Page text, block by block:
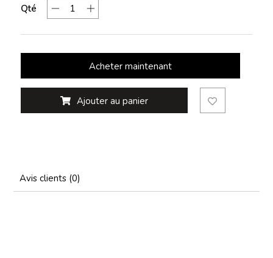
Qté
Acheter maintenant
Ajouter au panier
Avis clients (0)